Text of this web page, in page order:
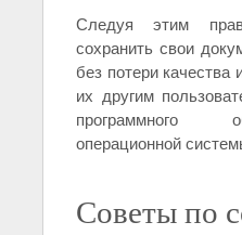
Следуя этим
сохранить свои
без потери качества
их другим
программного
операционной
Советы по